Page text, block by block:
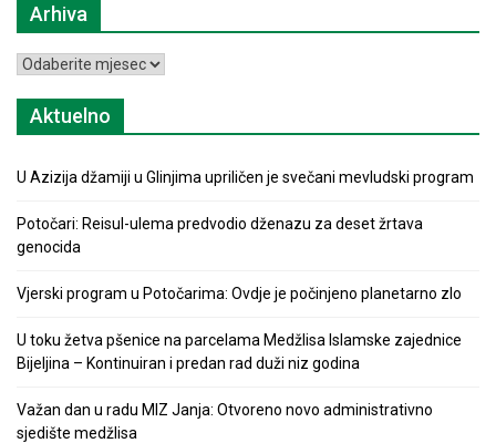
Arhiva
Arhiva
Aktuelno
U Azizija džamiji u Glinjima upriličen je svečani mevludski program
Potočari: Reisul-ulema predvodio dženazu za deset žrtava
genocida
Vjerski program u Potočarima: Ovdje je počinjeno planetarno zlo
U toku žetva pšenice na parcelama Medžlisa Islamske zajednice
Bijeljina – Kontinuiran i predan rad duži niz godina
Važan dan u radu MIZ Janja: Otvoreno novo administrativno
sjedište medžlisa